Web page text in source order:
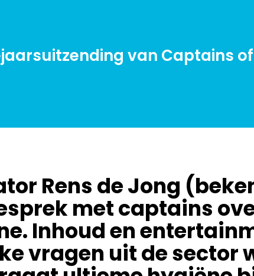
van Captains of
Rens de Jong
met captains
Inhoud en
vragen uit de sector